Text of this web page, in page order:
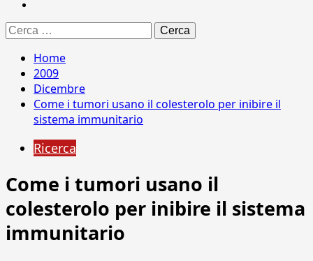
Ricerca
per:
Home
2009
Dicembre
Come i tumori usano il colesterolo per inibire il
sistema immunitario
Ricerca
Come i tumori usano il
colesterolo per inibire il sistema
immunitario